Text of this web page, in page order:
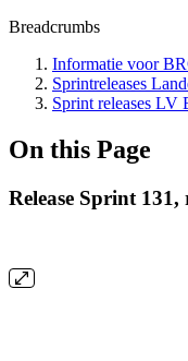
Breadcrumbs
Informatie voor
Sprintreleases
Sprint releases LV
On this Page
Release Sprint 131,